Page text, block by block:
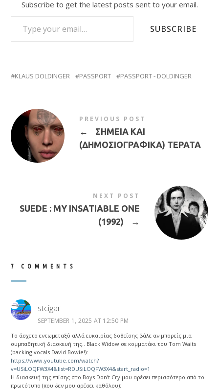
Subscribe to get the latest posts sent to your email.
TYPE YOUR EMAIL…
SUBSCRIBE
KLAUS DOLDINGER PASSPORT PASSPORT - DOLDINGER
PREVIOUS POST
←
ΣΗΜΕΙΑ ΚΑΙ
(ΔΗΜΟΣΙΟΓΡΑΦΙΚΑ) ΤΕΡΑΤΑ
NEXT POST
SUEDE : MY INSATIABLE ONE
(1992)
→
7 COMMENTS
stcigar
SEPTEMBER 1, 2025 AT 12:50 PM
Το άσχετο εντωμεταξύ αλλά ευκαιρίας δοθείσης βάλε αν μπορείς μια
συμπαθητική διασκευή της.. Black Widow σε κομματάκι του Tom Waits
(backing vocals David Bowie!):
https://www.youtube.com/watch?
v=USiLOQFW3X4&list=RDUSiLOQFW3X4&start_radio=1
Η διασκευή της επίσης στο Boys Don’t Cry μου αρέσει περισσότερο από το
πρωτότυπο (που δεν μου αρέσει καθόλου):